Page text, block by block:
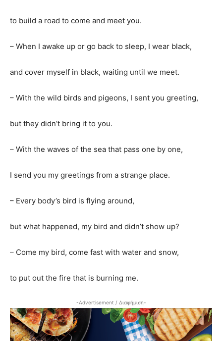
to build a road to come and meet you.
– When I awake up or go back to sleep, I wear black,
and cover myself in black, waiting until we meet.
– With the wild birds and pigeons, I sent you greeting,
but they didn’t bring it to you.
– With the waves of the sea that pass one by one,
I send you my greetings from a strange place.
– Every body’s bird is flying around,
but what happened, my bird and didn’t show up?
– Come my bird, come fast with water and snow,
to put out the fire that is burning me.
-Advertisement / Διαφήμιση-